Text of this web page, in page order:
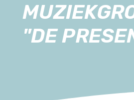
"DE